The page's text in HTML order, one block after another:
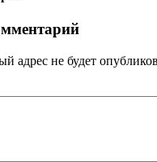
адрес не будет